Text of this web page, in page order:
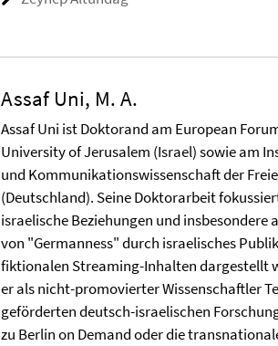
Assaf Uni, M. A.
Assaf Uni ist Doktorand am European
University of Jerusalem (Israel) sowie am
und Kommunikationswissenschaft der
(Deutschland). Seine Doktorarbeit
israelische Beziehungen und insbesondere
von "Germanness" durch israelisches
fiktionalen Streaming-Inhalten dargestellt
er als nicht-promovierter Wissenschaftler
geförderten deutsch-israelischen
zu Berlin on Demand oder die